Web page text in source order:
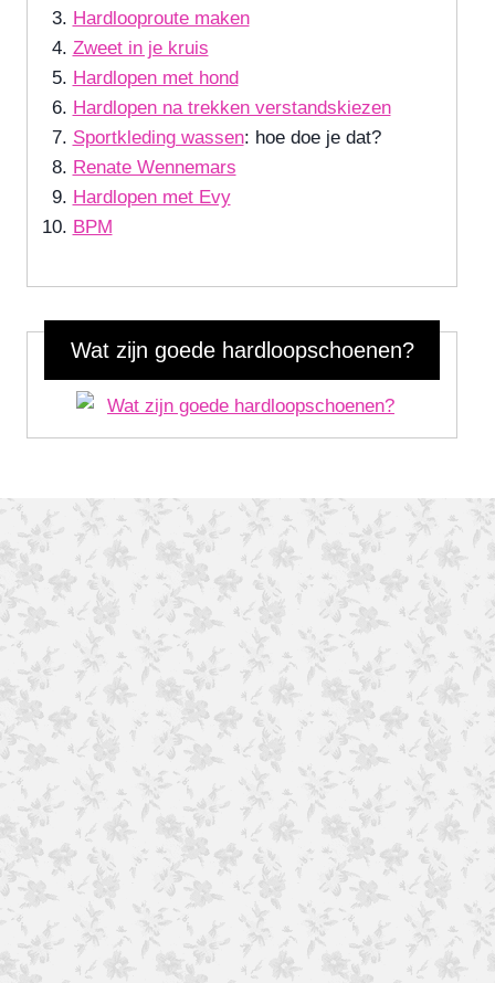
Hardlooproute maken
Zweet in je kruis
Hardlopen met hond
Hardlopen na trekken verstandskiezen
Sportkleding wassen: hoe doe je dat?
Renate Wennemars
Hardlopen met Evy
BPM
Wat zijn goede hardloopschoenen?